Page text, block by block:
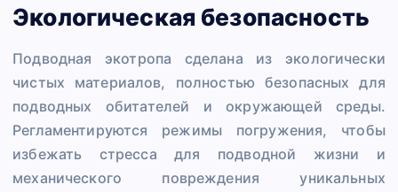
Экологическая безопасность
Подводная экотропа сделана из экологически
чистых материалов, полностью безопасных для
подводных обитателей и окружающей среды.
Регламентируются режимы погружения, чтобы
избежать стресса для подводной жизни и
механического повреждения уникальных